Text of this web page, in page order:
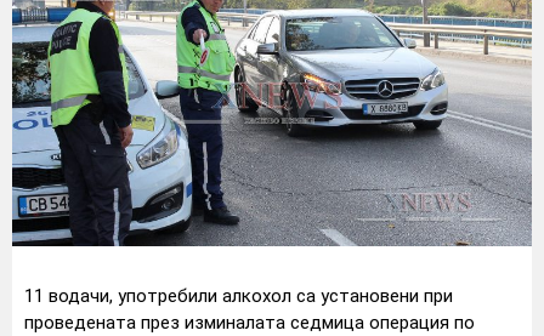
11 водачи, употребили алкохол са установени при
проведената през изминалата седмица операция по